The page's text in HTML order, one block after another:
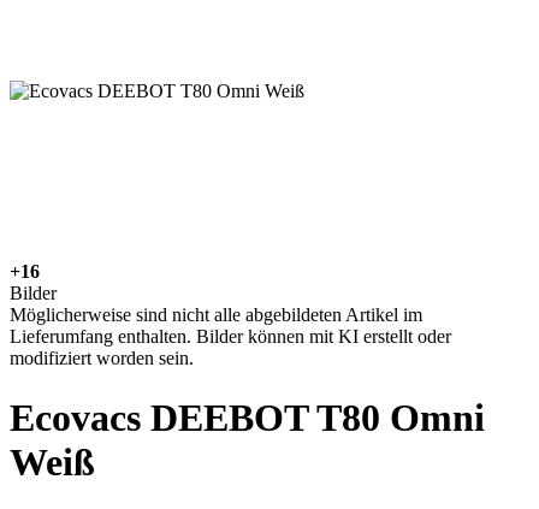
+16
Bilder
Möglicherweise sind nicht alle abgebildeten Artikel im
Lieferumfang enthalten. Bilder können mit KI erstellt oder
modifiziert worden sein.
Ecovacs DEEBOT T80 Omni
Weiß